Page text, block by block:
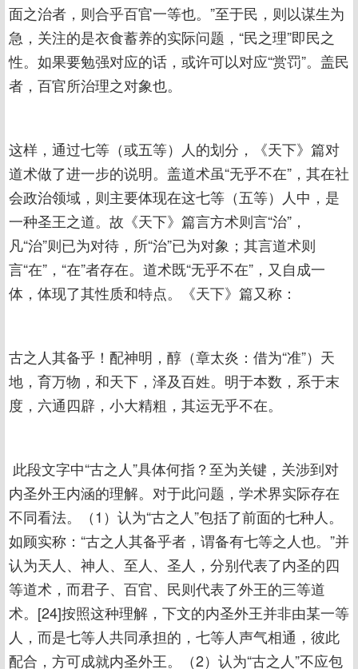
面之治者，则合乎百官一等也。”至于民，则以谋生为
急，关注的是衣食蓄养的实际问题，“民之理”即民之
性。如果要勉强对应的话，或许可以对应“赏罚”。盖民
者，百官所治理之对象也。
这样，通过七等（或五等）人的划分，《天下》篇对
道术做了进一步的说明。盖道术虽“无乎不在”，其在社
会政治领域，则主要体现在这七等（五等）人中，是
一种圣王之道。故《天下》篇言方术则言“治”，
凡“治”则已为对待，所“治”已为对象；其言道术则
言“在”，“在”者存在。道术既“无乎不在”，又自成一
体，体现了其性质和特点。《天下》篇又称：
古之人其备乎！配神明，醇（章太炎：借为“准”）天
地，育万物，和天下，泽及百姓。明于本数，系于末
度，六通四辟，小大精粗，其运无乎不在。
此段文字中“古之人”具体何指？至为关键，关涉到对
内圣外王内涵的理解。对于此问题，学术界实际存在
不同看法。（1）认为“古之人”包括了前面的七种人。
如顾实称：“古之人其备乎者，谓备有七等之人也。”并
认为天人、神人、至人、圣人，分别代表了内圣的四
等道术，而君子、百官、民则代表了外王的三等道
术。[24]按照这种理解，下文的内圣外王并非由某一等
人，而是七等人共同承担的，七等人声气相通，彼此
配合，方可成就内圣外王。（2）认为“古之人”不应包